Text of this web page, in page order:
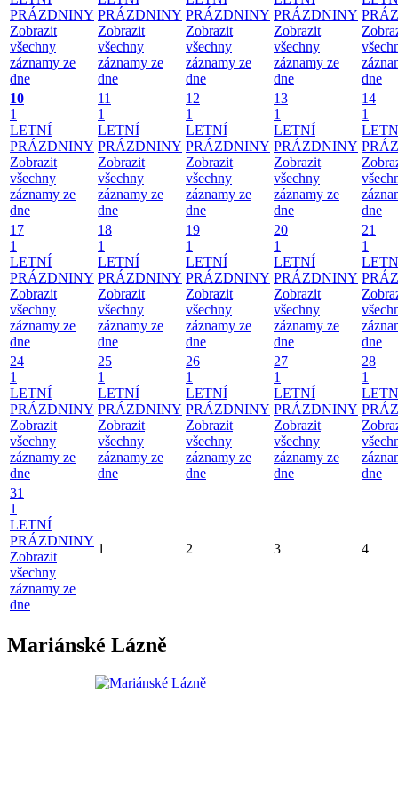
PRÁZDNINY
Zobrazit
všechny
záznamy ze
dne
PRÁZDNINY
Zobrazit
všechny
záznamy ze
dne
PRÁZDNINY
Zobrazit
všechny
záznamy ze
dne
PRÁZDNINY
Zobrazit
všechny
záznamy ze
dne
dne
10
1
LETNÍ
PRÁZDNINY
Zobrazit
všechny
záznamy ze
dne
11
1
LETNÍ
PRÁZDNINY
Zobrazit
všechny
záznamy ze
dne
12
1
LETNÍ
PRÁZDNINY
Zobrazit
všechny
záznamy ze
dne
13
1
LETNÍ
PRÁZDNINY
Zobrazit
všechny
záznamy ze
dne
14
1
dne
17
1
LETNÍ
PRÁZDNINY
Zobrazit
všechny
záznamy ze
dne
18
1
LETNÍ
PRÁZDNINY
Zobrazit
všechny
záznamy ze
dne
19
1
LETNÍ
PRÁZDNINY
Zobrazit
všechny
záznamy ze
dne
20
1
LETNÍ
PRÁZDNINY
Zobrazit
všechny
záznamy ze
dne
21
1
dne
24
1
LETNÍ
PRÁZDNINY
Zobrazit
všechny
záznamy ze
dne
25
1
LETNÍ
PRÁZDNINY
Zobrazit
všechny
záznamy ze
dne
26
1
LETNÍ
PRÁZDNINY
Zobrazit
všechny
záznamy ze
dne
27
1
LETNÍ
PRÁZDNINY
Zobrazit
všechny
záznamy ze
dne
28
1
dne
31
1
LETNÍ
PRÁZDNINY
Zobrazit
všechny
záznamy ze
dne
1 2 3 4
Mariánské Lázně